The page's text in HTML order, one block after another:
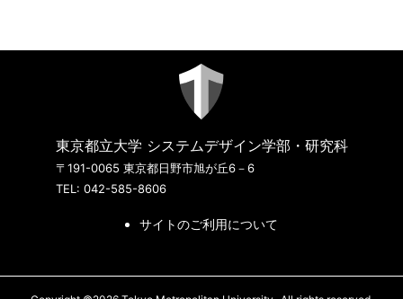
東京都立大学 システムデザイン学部・研究科
〒191-0065 東京都日野市旭が丘6－6
TEL: 042-585-8606
サイトのご利用について